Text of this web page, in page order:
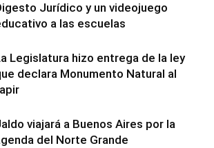
Jurídico y un videojuego
a las escuelas
Legislatura hizo entrega de la ley
declara Monumento Natural al
viajará a Buenos Aires por la
del Norte Grande